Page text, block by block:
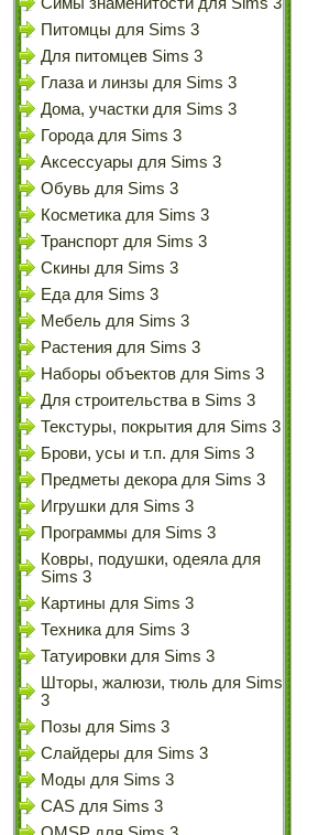
Питомцы для Sims 3
Для питомцев Sims 3
Глаза и линзы для Sims 3
Дома, участки для Sims 3
Города для Sims 3
Аксессуары для Sims 3
Обувь для Sims 3
Косметика для Sims 3
Транспорт для Sims 3
Скины для Sims 3
Еда для Sims 3
Мебель для Sims 3
Растения для Sims 3
Наборы объектов для Sims 3
Для строительства в Sims 3
Текстуры, покрытия для Sims 3
Брови, усы и т.п. для Sims 3
Предметы декора для Sims 3
Игрушки для Sims 3
Программы для Sims 3
Ковры, подушки, одеяла для
Sims 3
Картины для Sims 3
Техника для Sims 3
Татуировки для Sims 3
Шторы, жалюзи, тюль для Sims
3
Позы для Sims 3
Слайдеры для Sims 3
Моды для Sims 3
CAS для Sims 3